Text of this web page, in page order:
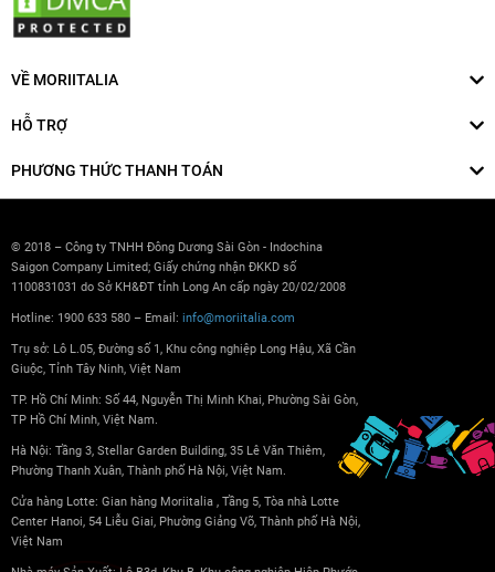
VỀ MORIITALIA
HỖ TRỢ
PHƯƠNG THỨC THANH TOÁN
© 2018 – Công ty TNHH Đông Dương Sài Gòn - Indochina
Saigon Company Limited; Giấy chứng nhận ĐKKD số
1100831031 do Sở KH&ĐT tỉnh Long An cấp ngày 20/02/2008
Hotline: 1900 633 580 – Email: info@moriitalia.com
Trụ sở: Lô L.05, Đường số 1, Khu công nghiệp Long Hậu, Xã Cần
Giuộc, Tỉnh Tây Ninh, Việt Nam
TP. Hồ Chí Minh: Số 44, Nguyễn Thị Minh Khai, Phường Sài Gòn,
TP Hồ Chí Minh, Việt Nam.
Hà Nội: Tầng 3, Stellar Garden Building, 35 Lê Văn Thiêm,
Phường Thanh Xuân, Thành phố Hà Nội, Việt Nam.
Cửa hàng Lotte: Gian hàng Moriitalia , Tầng 5, Tòa nhà Lotte
Center Hanoi, 54 Liễu Giai, Phường Giảng Võ, Thành phố Hà Nội,
Việt Nam